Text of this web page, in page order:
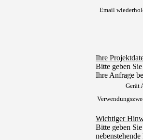
Email
Ihre
Bitte geben
Ihre Anfrage
Gerät
Wichtiger
Bitte geben